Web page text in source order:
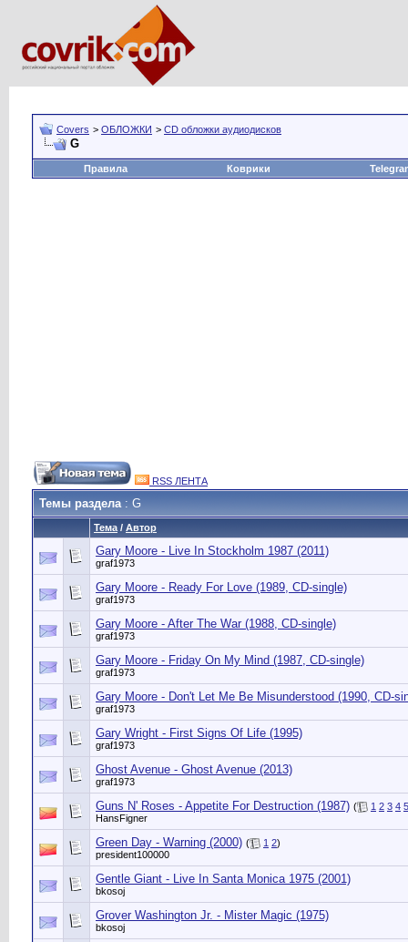
Covers > ОБЛОЖКИ > CD обложки аудиодисков
G
Правила Коврики
RSS ЛЕНТА
Темы раздела: G
Тема / Автор
Gary Moore - Live In Stockholm 1987 (2011)
graf1973
Gary Moore - Ready For Love (1989, CD-single)
graf1973
Gary Moore - After The War (1988, CD-single)
graf1973
Gary Moore - Friday On My Mind (1987, CD-single)
graf1973
Gary Moore - Don't Let Me Be Misunderstood (1990, CD-
graf1973
Gary Wright - First Signs Of Life (1995)
graf1973
Ghost Avenue - Ghost Avenue (2013)
graf1973
Guns N' Roses - Appetite For Destruction (1987) ( 1 2 3 4 5
HansFigner
Green Day - Warning (2000) ( 1 2)
president100000
Gentle Giant - Live In Santa Monica 1975 (2001)
bkosoj
Grover Washington Jr. - Mister Magic (1975)
bkosoj